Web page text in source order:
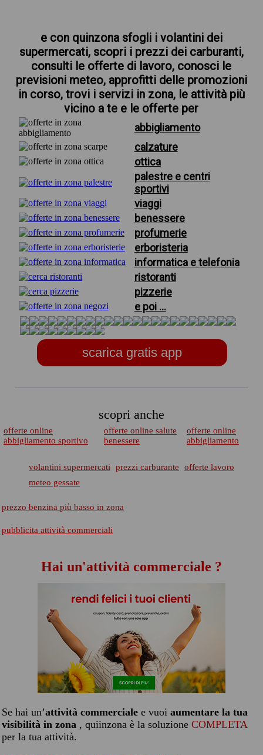
e con quinzona sfogli i volantini dei
supermercati, scopri i prezzi dei carburanti,
consulti le offerte di lavoro, conosci le
previsioni meteo, approfitti delle promozioni
in corso, trovi i servizi in zona, le attività più
vicino a te e le offerte per
abbigliamento
calzature
ottica
palestre e centri
sportivi
viaggi
benessere
profumerie
erboristeria
informatica e telefonia
ristoranti
pizzerie
e poi ...
scarica gratis app
scopri anche
offerte online
abbigliamento sportivo
offerte online salute
benessere
offerte online
abbigliamento
volantini supermercati prezzi carburante
offerte lavoro
meteo gessate
prezzo benzina più basso in zona
pubblicita attività commerciali
Hai un'attività commerciale ?
Se hai un’attività commerciale e vuoi aumentare la tua
visibilità in zona , quiinzona è la soluzione COMPLETA
per la tua attività.